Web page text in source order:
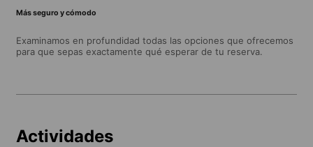
Más seguro y cómodo
Examinamos en profundidad todas las opciones que ofrecemos
para que sepas exactamente qué esperar de tu reserva.
Actividades